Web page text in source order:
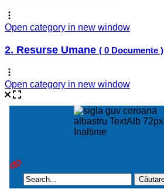
Open category in new window
2. Resurse Umane ( 0 Documente )
Open category in new window